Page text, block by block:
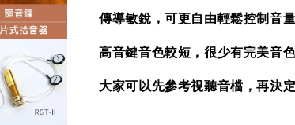
傳導敏銳，可更自由輕鬆控制音
高音鍵音色較短，很少有完美音
大家可以先參考視聽音檔，再決